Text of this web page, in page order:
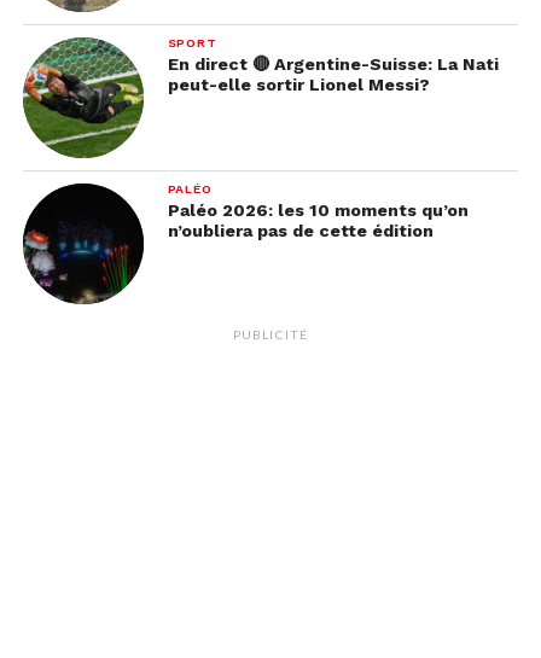
SPORT
En direct 🔴 Argentine-Suisse: La Nati
peut-elle sortir Lionel Messi?
PALÉO
Paléo 2026: les 10 moments qu’on
n’oubliera pas de cette édition
PUBLICITÉ